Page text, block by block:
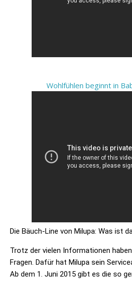
Wohlfühlen beginnt in
Die Bäuch-Line von Milupa: Was ist
Trotz der vielen Informationen
Fragen. Dafür hat Milupa sein
Ab dem 1. Juni 2015 gibt es die so